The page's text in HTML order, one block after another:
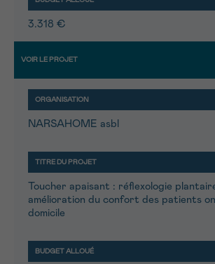
3.318 €
NARSAHOME asbl
Toucher apaisant : réflexologie
amélioration du confort des patients
domicile